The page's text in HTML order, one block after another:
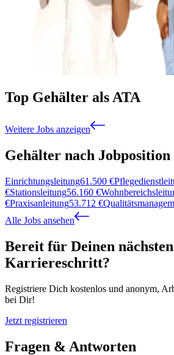
Top Gehälter als ATA
Weitere Jobs anzeigen
Gehälter nach Jobposition
Einrichtungsleitung61.500 €
€Stationsleitung56.160 €
€Praxisanleitung53.712 €
Alle Jobs ansehen
Bereit für Deinen nächsten
Karriereschritt?
Registriere Dich kostenlos und anonym,
bei Dir!
Jetzt registrieren
Fragen & Antworten